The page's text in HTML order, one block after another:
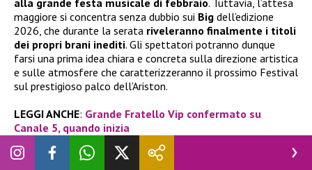
alla grande festa musicale di febbraio. Tuttavia, l’attesa
maggiore si concentra senza dubbio sui Big dell’edizione
2026, che durante la serata riveleranno finalmente i titoli
dei propri brani inediti. Gli spettatori potranno dunque
farsi una prima idea chiara e concreta sulla direzione artistica
e sulle atmosfere che caratterizzeranno il prossimo Festival
sul prestigioso palco dell’Ariston.
LEGGI ANCHE: Grande Fratello Vip confermato su
Canale 5, quando inizia